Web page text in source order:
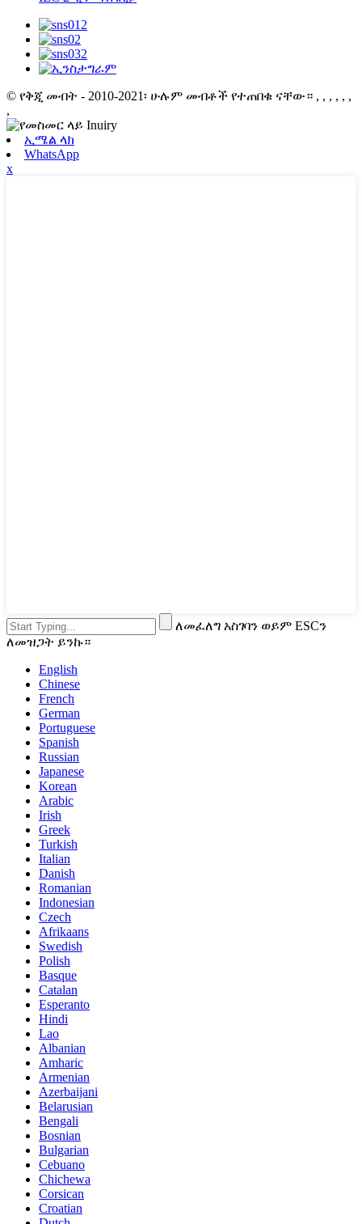
© የቅጂ መብት - 2010-2021፡ ሁሉም መብቶች የተጠበቁ ናቸው። , , , , , ,
,
ኢሜል ላክ
WhatsApp
x
ለመፈለግ አስገባን ወይም ESCን
ለመዝጋት ይንኩ።
English
Chinese
French
German
Portuguese
Spanish
Russian
Japanese
Korean
Arabic
Irish
Greek
Turkish
Italian
Danish
Romanian
Indonesian
Czech
Afrikaans
Swedish
Polish
Basque
Catalan
Esperanto
Hindi
Lao
Albanian
Amharic
Armenian
Azerbaijani
Belarusian
Bengali
Bosnian
Bulgarian
Cebuano
Chichewa
Corsican
Croatian